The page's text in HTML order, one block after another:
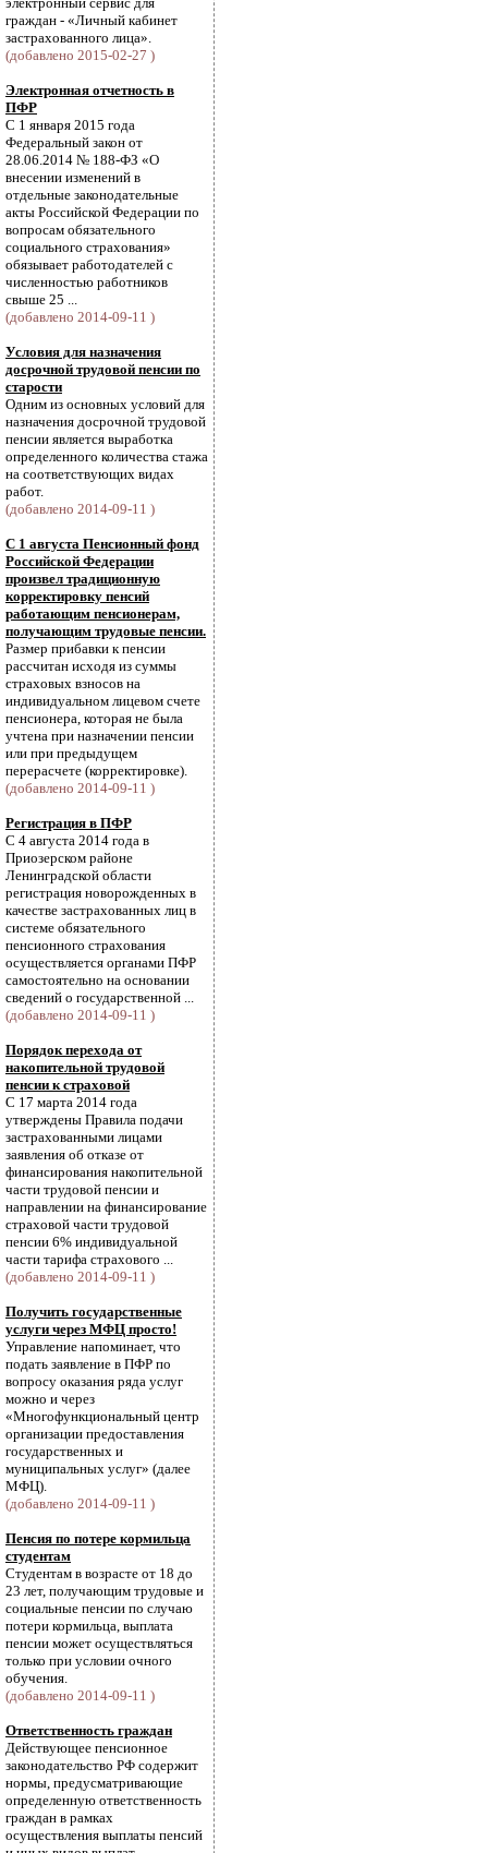
граждан - «Личный кабинет
застрахованного лица».
(добавлено 2015-02-27 )
Электронная отчетность в
ПФР
С 1 января 2015 года
Федеральный закон от
28.06.2014 № 188-ФЗ «О
внесении изменений в
отдельные законодательные
акты Российской Федерации по
вопросам обязательного
социального страхования»
обязывает работодателей с
численностью работников
свыше 25 ...
(добавлено 2014-09-11 )
Условия для назначения
досрочной трудовой пенсии по
старости
Одним из основных условий для
назначения досрочной трудовой
пенсии является выработка
определенного количества стажа
на соответствующих видах
работ.
(добавлено 2014-09-11 )
С 1 августа Пенсионный фонд
Российской Федерации
произвел традиционную
корректировку пенсий
работающим пенсионерам,
получающим трудовые пенсии.
Размер прибавки к пенсии
рассчитан исходя из суммы
страховых взносов на
индивидуальном лицевом счете
пенсионера, которая не была
учтена при назначении пенсии
или при предыдущем
перерасчете (корректировке).
(добавлено 2014-09-11 )
Регистрация в ПФР
С 4 августа 2014 года в
Приозерском районе
Ленинградской области
регистрация новорожденных в
качестве застрахованных лиц в
системе обязательного
пенсионного страхования
осуществляется органами ПФР
самостоятельно на основании
сведений о государственной ...
(добавлено 2014-09-11 )
Порядок перехода от
накопительной трудовой
пенсии к страховой
С 17 марта 2014 года
утверждены Правила подачи
застрахованными лицами
заявления об отказе от
финансирования накопительной
части трудовой пенсии и
направлении на финансирование
страховой части трудовой
пенсии 6% индивидуальной
части тарифа страхового ...
(добавлено 2014-09-11 )
Получить государственные
услуги через МФЦ просто!
Управление напоминает, что
подать заявление в ПФР по
вопросу оказания ряда услуг
можно и через
«Многофункциональный центр
организации предоставления
государственных и
муниципальных услуг» (далее
МФЦ).
(добавлено 2014-09-11 )
Пенсия по потере кормильца
студентам
Студентам в возрасте от 18 до
23 лет, получающим трудовые и
социальные пенсии по случаю
потери кормильца, выплата
пенсии может осуществляться
только при условии очного
обучения.
(добавлено 2014-09-11 )
Ответственность граждан
Действующее пенсионное
законодательство РФ содержит
нормы, предусматривающие
определенную ответственность
граждан в рамках
осуществления выплаты пенсий